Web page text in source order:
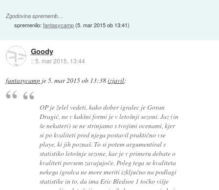
Zgodovina sprememb…
spremenilo:fantasycamp(5. mar 2015 ob 13:41)
Goody
::5. mar 2015, 13:44
fantasycamp je5. mar 2015 ob 13:38izjavil:
OP je želel vedeti, kako dober igralec je Goran
Dragić, ne v kakšni formi je v letošnji sezoni. Jaz (in
še nekateri) se ne strinjamo s tvojimi ocenami, kjer
si po kvaliteti pred njega postavil praktično vse
playe, ki jih poznaš. To si potem argumentiral s
statistiko letošnje sezone, kar je v primeru debate o
kvaliteti povsem zavajujoče. Poleg tega se kvaliteta
nekega igralca ne more meriti izključno na podlagi
statistike in to, da ima Eric Bledsoe 1 točko višje